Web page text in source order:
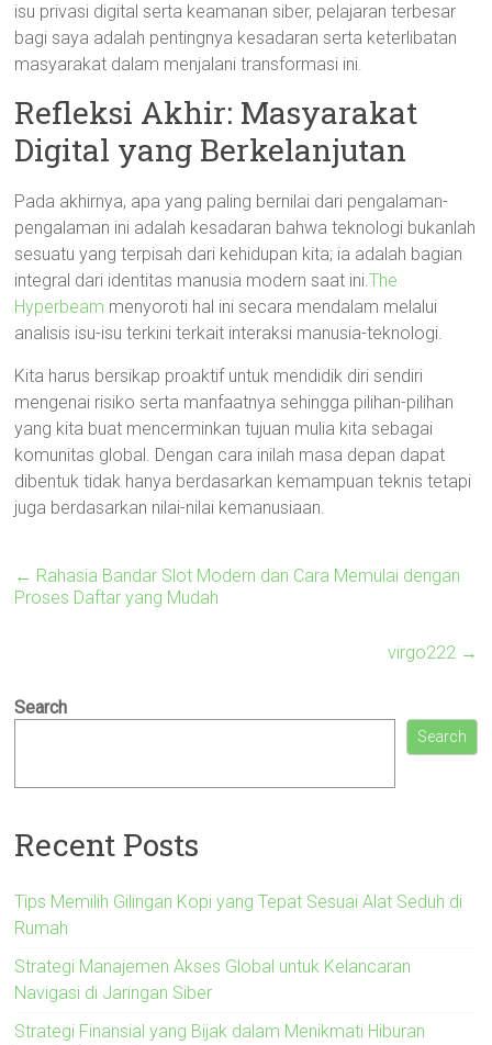
isu privasi digital serta keamanan siber, pelajaran terbesar
bagi saya adalah pentingnya kesadaran serta keterlibatan
masyarakat dalam menjalani transformasi ini.
Refleksi Akhir: Masyarakat
Digital yang Berkelanjutan
Pada akhirnya, apa yang paling bernilai dari pengalaman-
pengalaman ini adalah kesadaran bahwa teknologi bukanlah
sesuatu yang terpisah dari kehidupan kita; ia adalah bagian
integral dari identitas manusia modern saat ini.The
Hyperbeam menyoroti hal ini secara mendalam melalui
analisis isu-isu terkini terkait interaksi manusia-teknologi.
Kita harus bersikap proaktif untuk mendidik diri sendiri
mengenai risiko serta manfaatnya sehingga pilihan-pilihan
yang kita buat mencerminkan tujuan mulia kita sebagai
komunitas global. Dengan cara inilah masa depan dapat
dibentuk tidak hanya berdasarkan kemampuan teknis tetapi
juga berdasarkan nilai-nilai kemanusiaan.
← Rahasia Bandar Slot Modern dan Cara Memulai dengan
Proses Daftar yang Mudah
virgo222 →
Search
Search
Recent Posts
Tips Memilih Gilingan Kopi yang Tepat Sesuai Alat Seduh di
Rumah
Strategi Manajemen Akses Global untuk Kelancaran
Navigasi di Jaringan Siber
Strategi Finansial yang Bijak dalam Menikmati Hiburan